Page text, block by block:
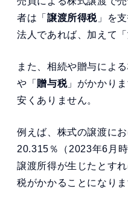
者は「 譲渡所得税 」を
法人であれば、加えて「
また、相続や贈与によ
や「 贈与税」がかかり
安くありません。
例えば、株式の譲渡に
20.315％（2023年6月
譲渡所得が生じたとす
税がかかることになりま